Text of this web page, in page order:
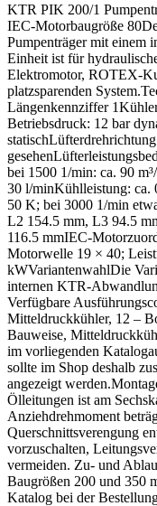
KTR PIK 200/1
IEC-Motorbaugröße
Pumpenträger mit einem
Einheit ist für
Elektromotor, ROTEX-
platzsparenden
Längenkennziffer
Betriebsdruck: 12 bar
bei 1500 1/min: ca. 90
30 l/minKühlleistung:
50 K; bei 3000 1/min
L2 154.5 mm, L3 94.5
116.5 mmIEC-
Motorwelle 19 × 40;
kWVariantenwahlDie
internen KTR-
Verfügbare
Mitteldruckkühler, 12 –
Bauweise,
im vorliegenden
sollte im Shop deshalb
angezeigt
Ölleitungen ist am
Anziehdrehmoment
Querschnittsverengung
vorzuschalten,
vermeiden. Zu- und
Baugrößen 200 und 350
Katalog bei der